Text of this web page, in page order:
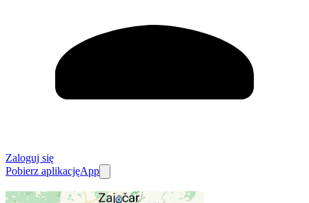
Zaloguj się
Pobierz aplikacjęApp